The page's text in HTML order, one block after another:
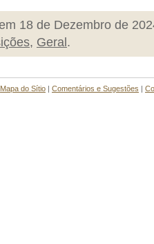
18 de Dezembro de
, Geral .
Mapa do Sítio | Comentários e Sugestões |